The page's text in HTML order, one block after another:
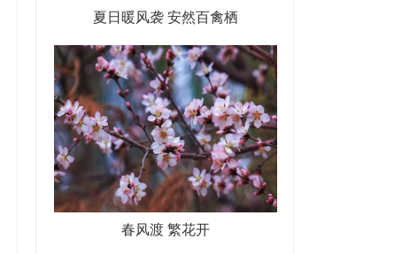
夏日暖风袭 安然百禽栖
春风渡 繁花开